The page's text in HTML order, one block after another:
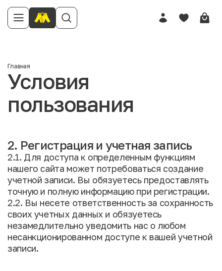
Главная
Условия
пользования
2. Регистрация и учетная запись
2.1. Для доступа к определенным функциям
нашего сайта может потребоваться создание
учетной записи. Вы обязуетесь предоставлять
точную и полную информацию при регистрации.
2.2. Вы несете ответственность за сохранность
своих учетных данных и обязуетесь
незамедлительно уведомить нас о любом
несанкционированном доступе к вашей учетной
записи.